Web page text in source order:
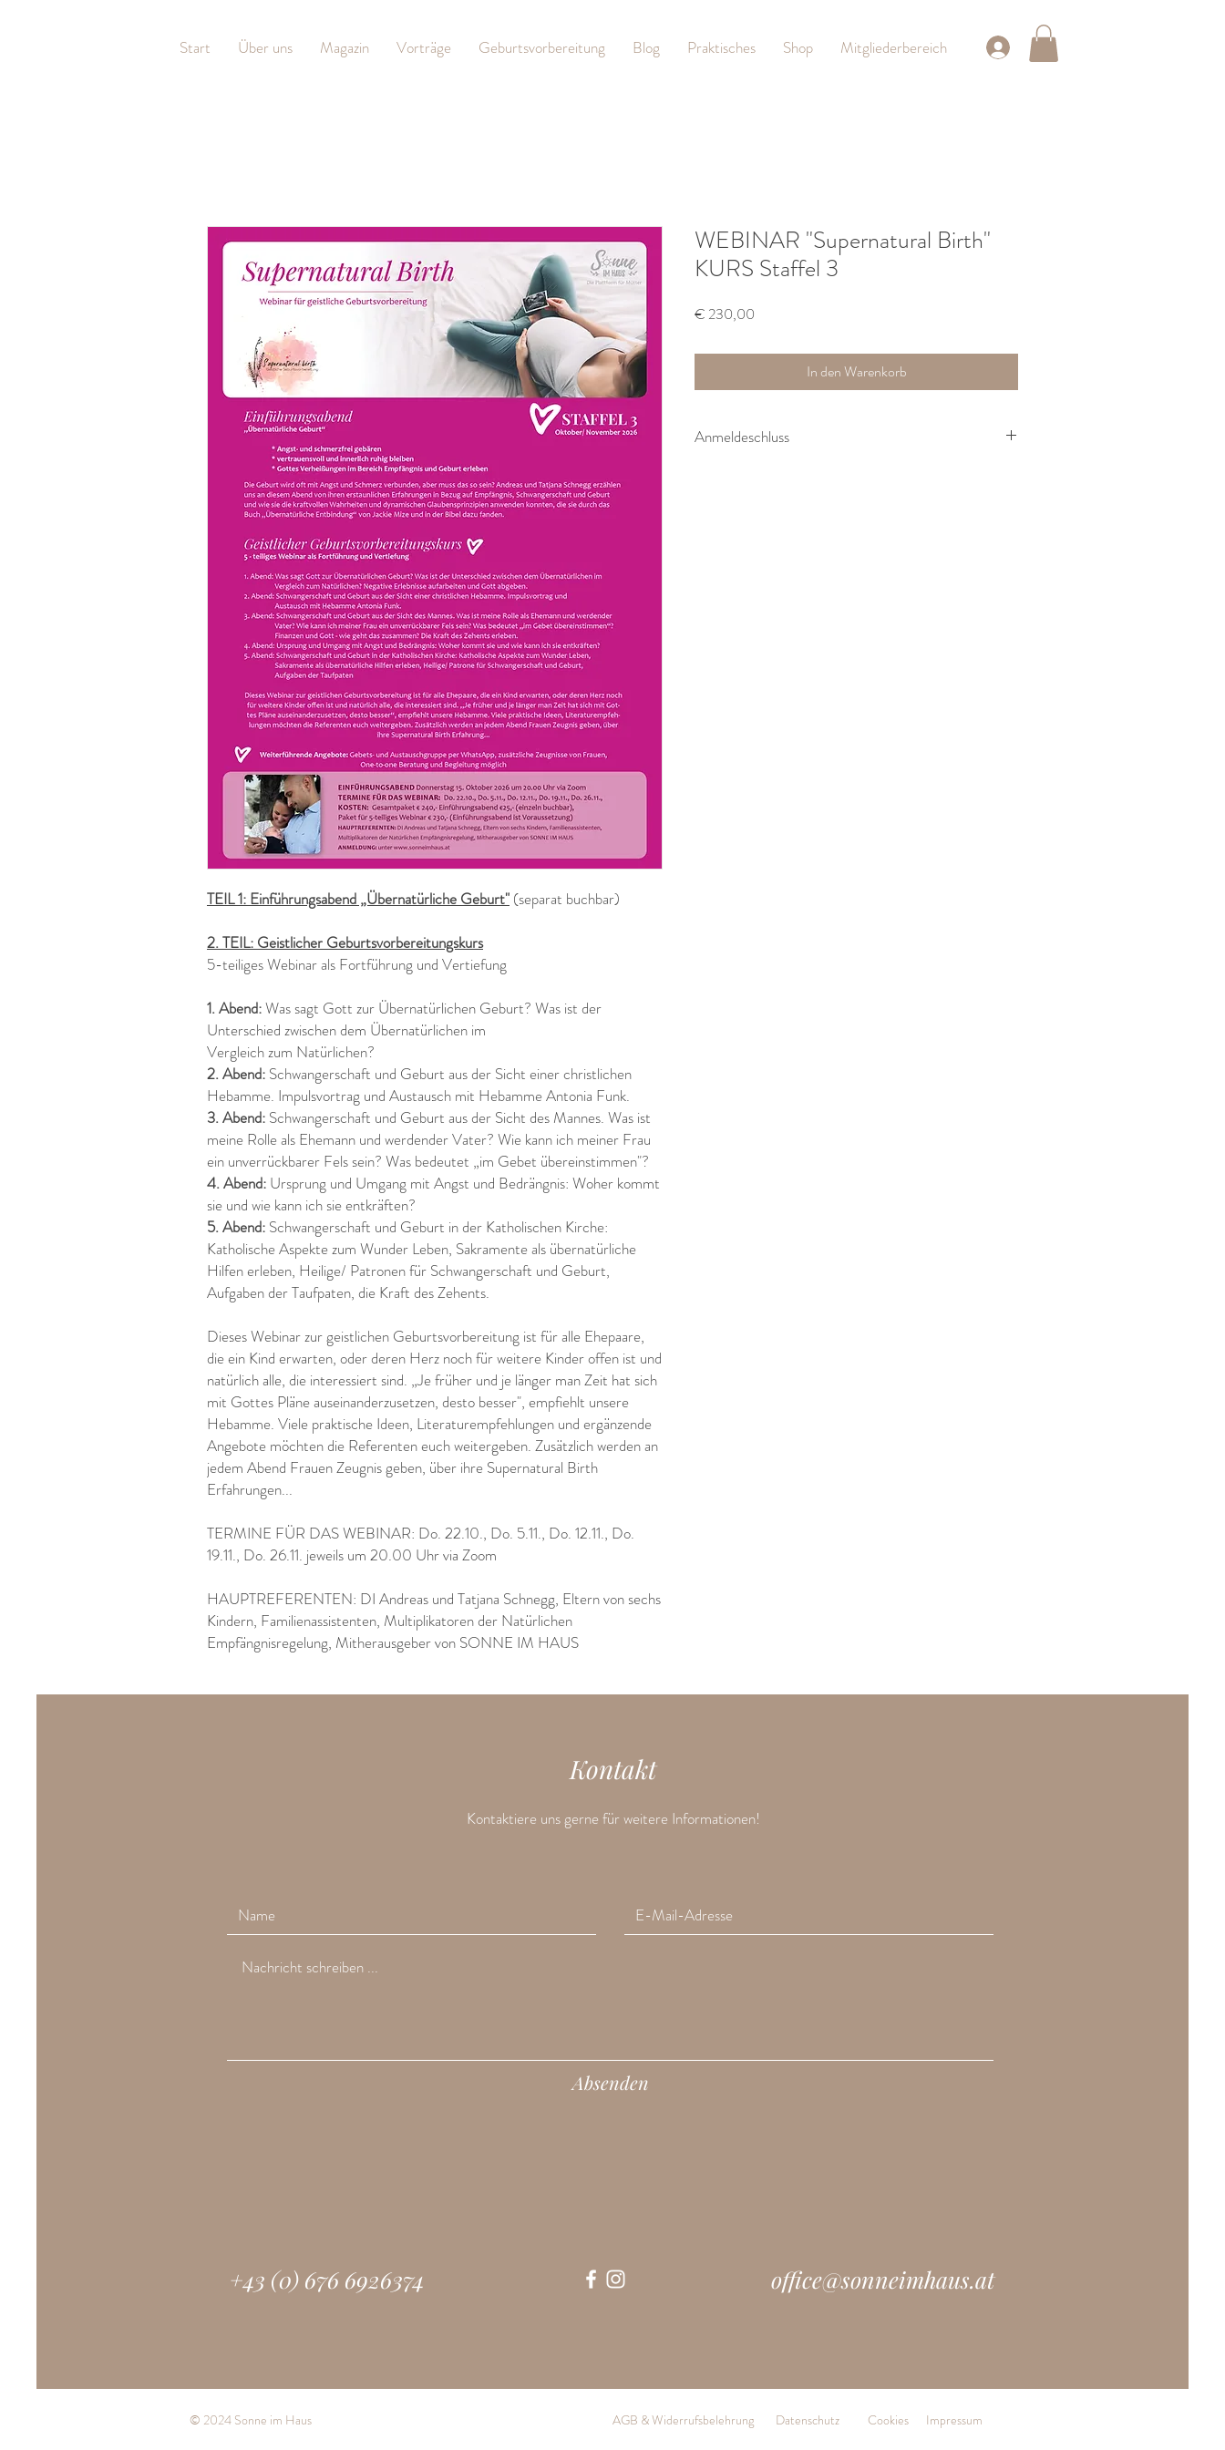
Start Über uns Magazin Vorträge Geburtsvorbereitung Blog Praktisches Shop Mitgliederbereich
TEIL 1: Einführungsabend „Übernatürliche Geburt" (separat buchbar)
2. TEIL: Geistlicher Geburtsvorbereitungskurs
5-teiliges Webinar als Fortführung und Vertiefung
1. Abend:Was sagt Gott zur Übernatürlichen Geburt? Was ist der
Unterschied zwischen dem Übernatürlichen im
Vergleich zum Natürlichen?
2. Abend: Schwangerschaft und Geburt aus der Sicht einer christlichen
Hebamme. Impulsvortrag und Austausch mit Hebamme Antonia Funk.
3. Abend: Schwangerschaft und Geburt aus der Sicht des Mannes. Was ist
meine Rolle als Ehemann und werdender Vater? Wie kann ich meiner Frau
ein unverrückbarer Fels sein? Was bedeutet „im Gebet übereinstimmen"?
4. Abend: Ursprung und Umgang mit Angst und Bedrängnis: Woher kommt
sie und wie kann ich sie entkräften?
5. Abend: Schwangerschaft und Geburt in der Katholischen Kirche:
Katholische Aspekte zum Wunder Leben, Sakramente als übernatürliche
Hilfen erleben, Heilige/ Patronen für Schwangerschaft und Geburt,
Aufgaben der Taufpaten, die Kraft des Zehents.
Dieses Webinar zur geistlichen Geburtsvorbereitung ist für alle Ehepaare,
die ein Kind erwarten, oder deren Herz noch für weitere Kinder offen ist und
natürlich alle, die interessiert sind. „Je früher und je länger man Zeit hat sich
mit Gottes Pläne auseinanderzusetzen, desto besser", empfiehlt unsere
Hebamme. Viele praktische Ideen, Literaturempfehlungen und ergänzende
Angebote möchten die Referenten euch weitergeben. Zusätzlich werden an
jedem Abend Frauen Zeugnis geben, über ihre Supernatural Birth
Erfahrungen...
TERMINE FÜR DAS WEBINAR: Do. 22.10., Do. 5.11., Do. 12.11., Do.
19.11., Do. 26.11. jeweils um 20.00 Uhr via Zoom
HAUPTREFERENTEN: DI Andreas und Tatjana Schnegg, Eltern von sechs
Kindern, Familienassistenten, Multiplikatoren der Natürlichen
Empfängnisregelung, Mitherausgeber von SONNE IM HAUS
WEBINAR "Supernatural Birth"
KURS Staffel 3
€ 230,00
In den Warenkorb
Anmeldeschluss
Kontakt
Kontaktiere uns gerne für weitere Informationen!
Absenden
+43 (0) 676 6926374 office@sonneimhaus.at
© 2024 Sonne im Haus AGB & Widerrufsbelehrung Datenschutz Cookies Impressum